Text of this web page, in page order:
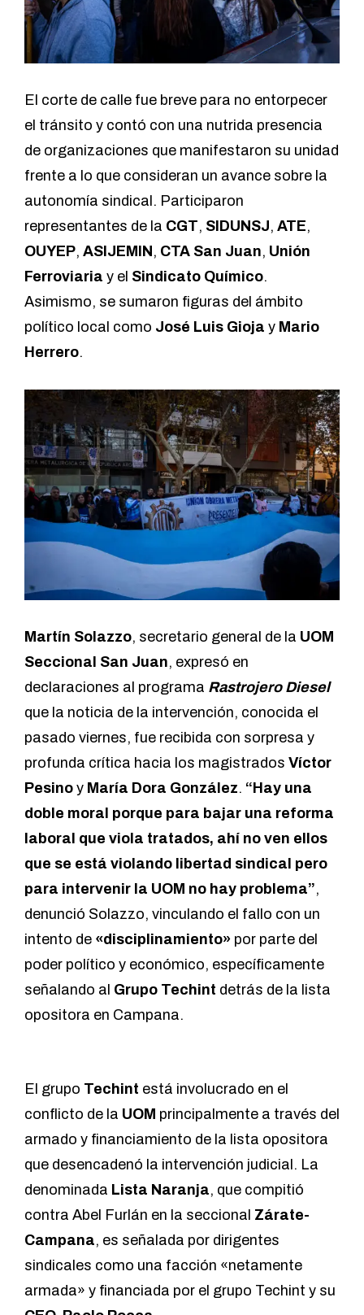
El corte de calle fue breve para no entorpecer
el tránsito y contó con una nutrida presencia
de organizaciones que manifestaron su unidad
frente a lo que consideran un avance sobre la
autonomía sindical. Participaron
representantes de la CGT, SIDUNSJ, ATE,
OUYEP, ASIJEMIN , CTA San Juan, Unión
Ferroviaria y el Sindicato Químico.
Asimismo, se sumaron figuras del ámbito
político local como José Luis Gioja y Mario
Herrero.
Martín Solazzo, secretario general de la UOM
Seccional San Juan, expresó en
declaraciones al programa Rastrojero Diesel
que la noticia de la intervención, conocida el
pasado viernes, fue recibida con sorpresa y
profunda crítica hacia los magistrados Víctor
Pesino y María Dora González. “Hay una
doble moral porque para bajar una reforma
laboral que viola tratados, ahí no ven ellos
que se está violando libertad sindical pero
para intervenir la UOM no hay problema”,
denunció Solazzo, vinculando el fallo con un
intento de «disciplinamiento» por parte del
poder político y económico, específicamente
señalando al Grupo Techint detrás de la lista
opositora en Campana.
El grupo Techint está involucrado en el
conflicto de la UOM principalmente a través del
armado y financiamiento de la lista opositora
que desencadenó la intervención judicial. La
denominada Lista Naranja, que compitió
contra Abel Furlán en la seccional Zárate-
Campana, es señalada por dirigentes
sindicales como una facción «netamente
armada» y financiada por el grupo Techint y su